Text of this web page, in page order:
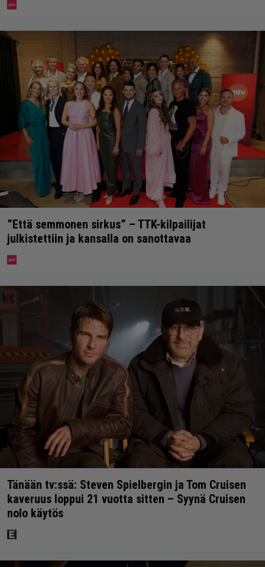
”Että semmonen sirkus” – TTK-kilpailijat
julkistettiin ja kansalla on sanottavaa
Tänään tv:ssä: Steven Spielbergin ja Tom Cruisen
kaveruus loppui 21 vuotta sitten – Syynä Cruisen
nolo käytös